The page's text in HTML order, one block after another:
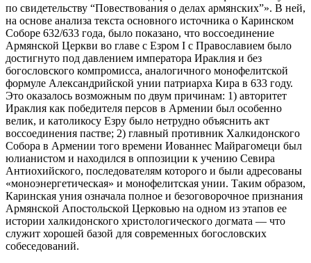
по свидетельству “Повествования о делах армянских”». В ней,
на основе анализа текста основного источника о Каринском
Соборе 632/633 года, было показано, что воссоединение
Армянской Церкви во главе с Езром I с Православием было
достигнуто под давлением императора Ираклия и без
богословского компромисса, аналогичного монофелитской
формуле Александрийской унии патриарха Кира в 633 году.
Это оказалось возможным по двум причинам: 1) авторитет
Ираклия как победителя персов в Армении был особенно
велик, и католикосу Езру было нетрудно объяснить акт
воссоединения пастве; 2) главный противник Халкидонского
Собора в Армении того времени Иованнес Майрагомеци был
юлианистом и находился в оппозиции к учению Севира
Антиохийского, последователям которого и были адресованы
«моноэнергетическая» и монофелитская унии. Таким образом,
Каринская уния означала полное и безоговорочное признания
Армянской Апостольской Церковью на одном из этапов ее
истории халкидонского христологического догмата — что
служит хорошей базой для современных богословских
собеседований.